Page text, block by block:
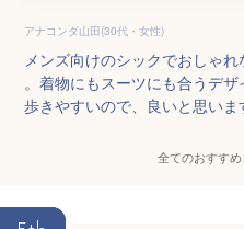
アナコンダ山田(30代・女性)
メンズ向けのシックでおしゃ
。着物にもスーツにも合うデ
歩きやすいので、良いと思いま
全てのおすすめ